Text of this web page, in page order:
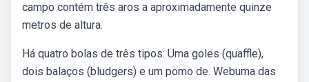
campo contém três aros a aproximadamente quinze
metros de altura.
Há quatro bolas de três tipos: Uma goles (quaffle),
dois balaços (bludgers) e um pomo de. Webuma das